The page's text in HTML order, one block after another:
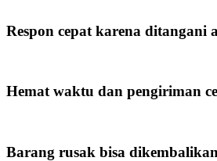
Respon cepat karena ditangani
Hemat waktu dan pengiriman
Barang rusak bisa dikembalikan